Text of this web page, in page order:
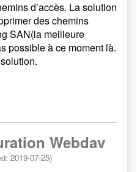
d’accès. La solution
des chemins
SAN(la meilleure
possible à ce moment là.
Webdav
2019-07-25)